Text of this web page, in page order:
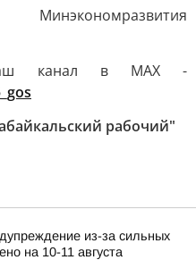
канал в MAX -
рабочий"
из-за сильных
на 10-11 августа